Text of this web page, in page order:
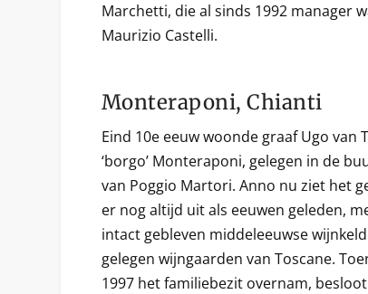
Marchetti, die al sinds 1992 manager
Maurizio Castelli.
Monteraponi, Chianti
Eind 10e eeuw woonde graaf Ugo van
‘borgo’ Monteraponi, gelegen in de
van Poggio Martori. Anno nu ziet het
er nog altijd uit als eeuwen geleden,
intact gebleven middeleeuwse
gelegen wijngaarden van Toscane.
1997 het familiebezit overnam,